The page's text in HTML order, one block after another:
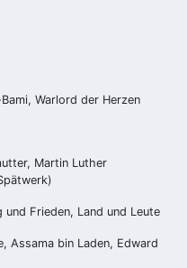
Warlord der Herzen
Martin Luther
und Frieden, Land und Leute
Assama bin Laden, Edward